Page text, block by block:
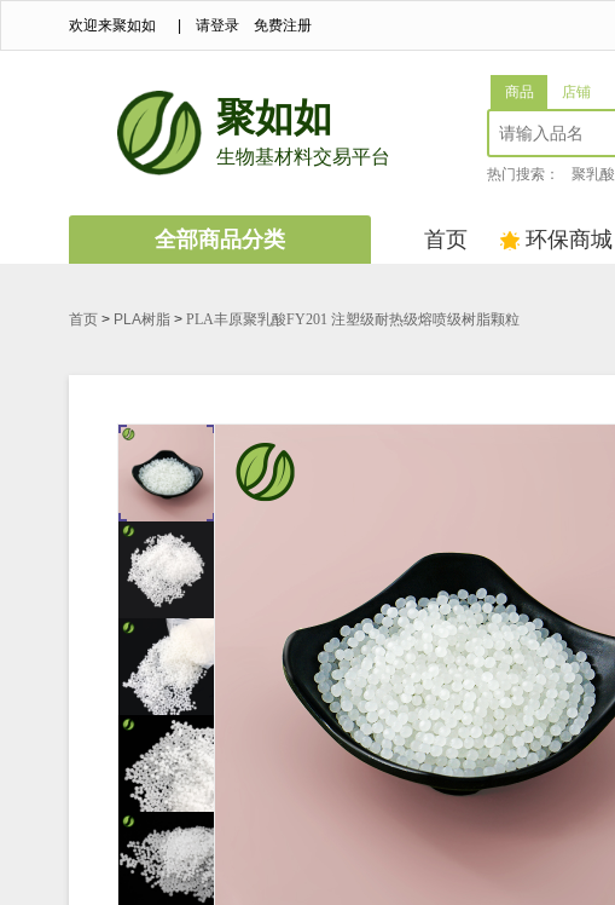
欢迎来聚如如 请登录 免费注册
聚如如
生物基材料交易平台
商品 店铺
热门搜索： 聚乳酸
全部商品分类 首页 环保商城
首页 > PLA树脂 > PLA丰原聚乳酸FY201 注塑级耐热级熔喷级树脂颗粒